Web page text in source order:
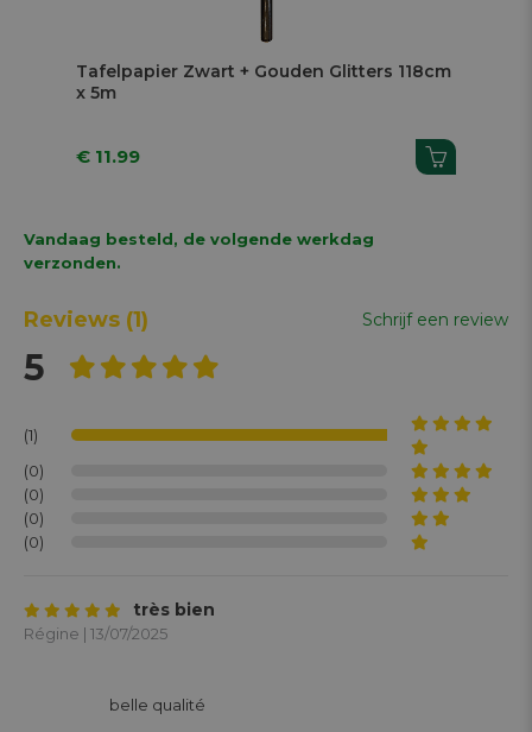
Tafelpapier Zwart + Gouden Glitters 118cm
x 5m
€ 11.99
Vandaag besteld, de volgende werkdag
verzonden.
Reviews (1) Schrijf een review
5
(1)
(0)
(0)
(0)
(0)
très bien
Régine | 13/07/2025